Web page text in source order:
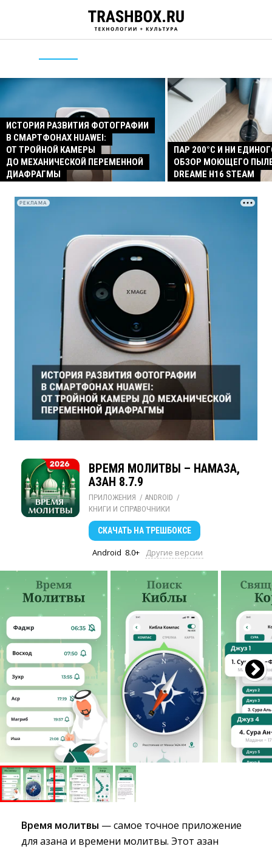
ИСТОРИЯ РАЗВИТИЯ ФОТОГРАФИИ
В СМАРТФОНАХ HUAWEI:
ОТ ТРОЙНОЙ КАМЕРЫ
ДО МЕХАНИЧЕСКОЙ ПЕРЕМЕННОЙ
ДИАФРАГМЫ
ПАР 200°C И НИ
ОБЗОР МОЮЩЕГО
DREAME H16 STEAM
РЕКЛАМА
ВРЕМЯ МОЛИТВЫ – НАМАЗА,
АЗАН 8.7.9
ПРИЛОЖЕНИЯ / ANDROID /
КНИГИ И СПРАВОЧНИКИ
СКАЧАТЬ НА ТРЕШБОКСЕ
Android 8.0+ Другие версии
Время молитвы — самое точное приложение
для азана и времени молитвы. Этот азан